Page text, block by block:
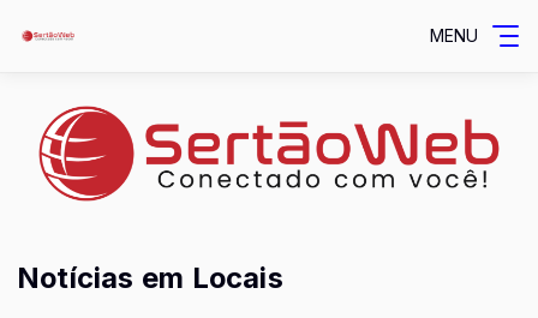
MENU
Notícias em Locais